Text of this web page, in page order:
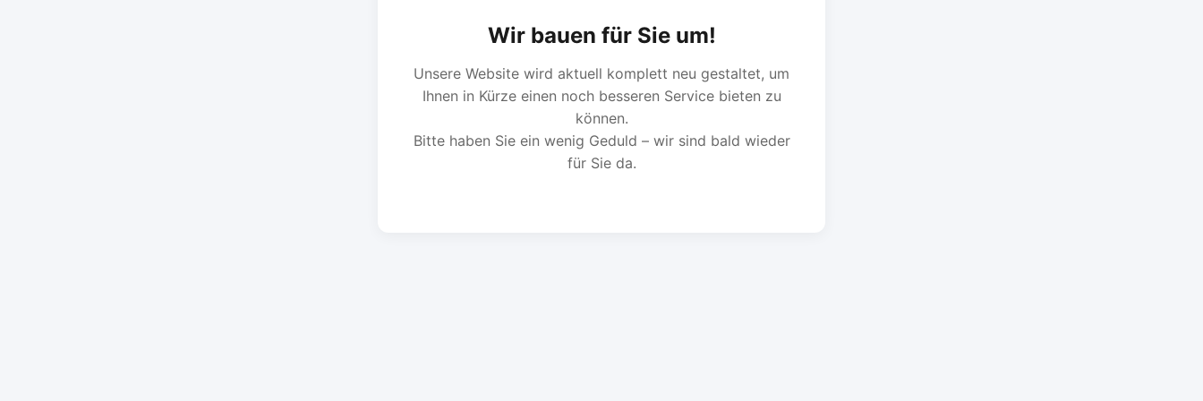
Wir bauen für Sie um!
Unsere Website wird aktuell komplett neu gestaltet, um
Ihnen in Kürze einen noch besseren Service bieten zu
können.
Bitte haben Sie ein wenig Geduld – wir sind bald wieder
für Sie da.